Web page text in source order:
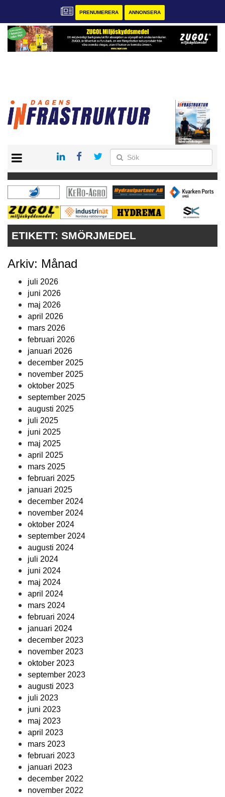
PRENUMERERA ANNONSERA
KONTAKT
VÅRA ANDRA MAGASIN
PRENUMERERA
ANNONSERA
ETIKETT: SMÖRJMEDEL
Arkiv: Månad
juli 2026
juni 2026
maj 2026
april 2026
mars 2026
februari 2026
januari 2026
december 2025
november 2025
oktober 2025
september 2025
augusti 2025
juli 2025
juni 2025
maj 2025
april 2025
mars 2025
februari 2025
januari 2025
december 2024
november 2024
oktober 2024
september 2024
augusti 2024
juli 2024
juni 2024
maj 2024
april 2024
mars 2024
februari 2024
januari 2024
december 2023
november 2023
oktober 2023
september 2023
augusti 2023
juli 2023
juni 2023
maj 2023
april 2023
mars 2023
februari 2023
januari 2023
december 2022
november 2022